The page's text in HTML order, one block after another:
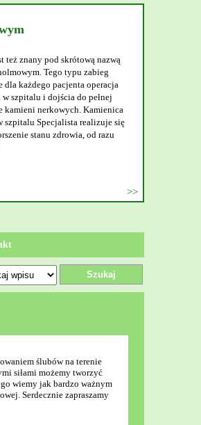
też znany pod skrótową nazwą
Tego typu zabieg
każdego pacjenta operacja
w szpitalu i dojścia do pełnej
kamieni nerkowych. Kamienica
szpitalu Specjalista realizuje się
stanu zdrowia, od razu
Szukaj
ślubów na terenie
siłami możemy tworzyć
wiemy jak bardzo ważnym
Serdecznie zapraszamy